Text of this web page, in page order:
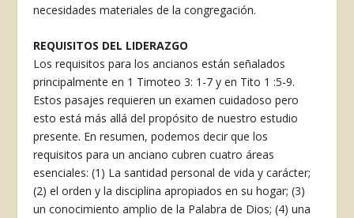
necesidades materiales de la congregación.
REQUISITOS DEL LIDERAZGO
Los requisitos para los ancianos están señalados
principalmente en 1 Timoteo 3: 1-7 y en Tito 1 :5-9.
Estos pasajes requieren un examen cuidadoso pero
esto está más allá del propósito de nuestro estudio
presente. En resumen, podemos decir que los
requisitos para un anciano cubren cuatro áreas
esenciales: (1) La santidad personal de vida y carácter;
(2) el orden y la disciplina apropiados en su hogar; (3)
un conocimiento amplio de la Palabra de Dios; (4) una